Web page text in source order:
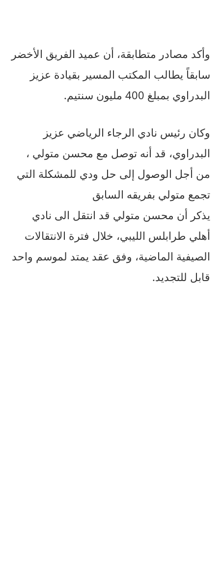
وأكد مصادر متطابقة، أن عميد الفريق الأخضر
سابقاً يطالب المكتب المسير بقيادة عزيز
البدراوي بمبلغ 400 مليون سنتيم.
وكان رئيس نادي الرجاء الرياضي عزيز
البدراوي، قد أنه توصل مع محسن متولي ،
من أجل الوصول إلى حل ودي للمشكلة التي
تجمع متولي بفريقه السابق
يذكر أن محسن متولي قد انتقل الى نادي
أهلي طرابلس الليبي، خلال فترة الانتقالات
الصيفية الماضية، وفق عقد يمتد لموسم واحد
قابل للتجديد.